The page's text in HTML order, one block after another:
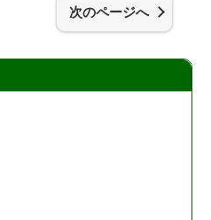
次のページへ